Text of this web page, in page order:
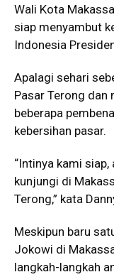
Wali Kota
siap menyambut
Indonesia
Apalagi sehari
Pasar Terong dan
beberapa
kebersihan pasar.
“Intinya kami
kunjungi di
Terong,” kata
Meskipun baru
Jokowi di
langkah-langkah